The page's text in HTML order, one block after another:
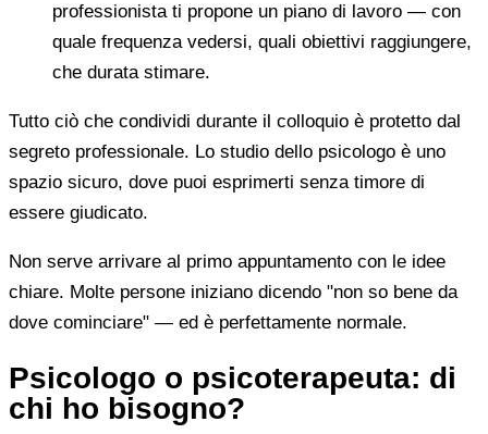
professionista ti propone un piano di lavoro — con
quale frequenza vedersi, quali obiettivi raggiungere,
che durata stimare.
Tutto ciò che condividi durante il colloquio è protetto dal
segreto professionale. Lo studio dello psicologo è uno
spazio sicuro, dove puoi esprimerti senza timore di
essere giudicato.
Non serve arrivare al primo appuntamento con le idee
chiare. Molte persone iniziano dicendo "non so bene da
dove cominciare" — ed è perfettamente normale.
Psicologo o psicoterapeuta: di
chi ho bisogno?